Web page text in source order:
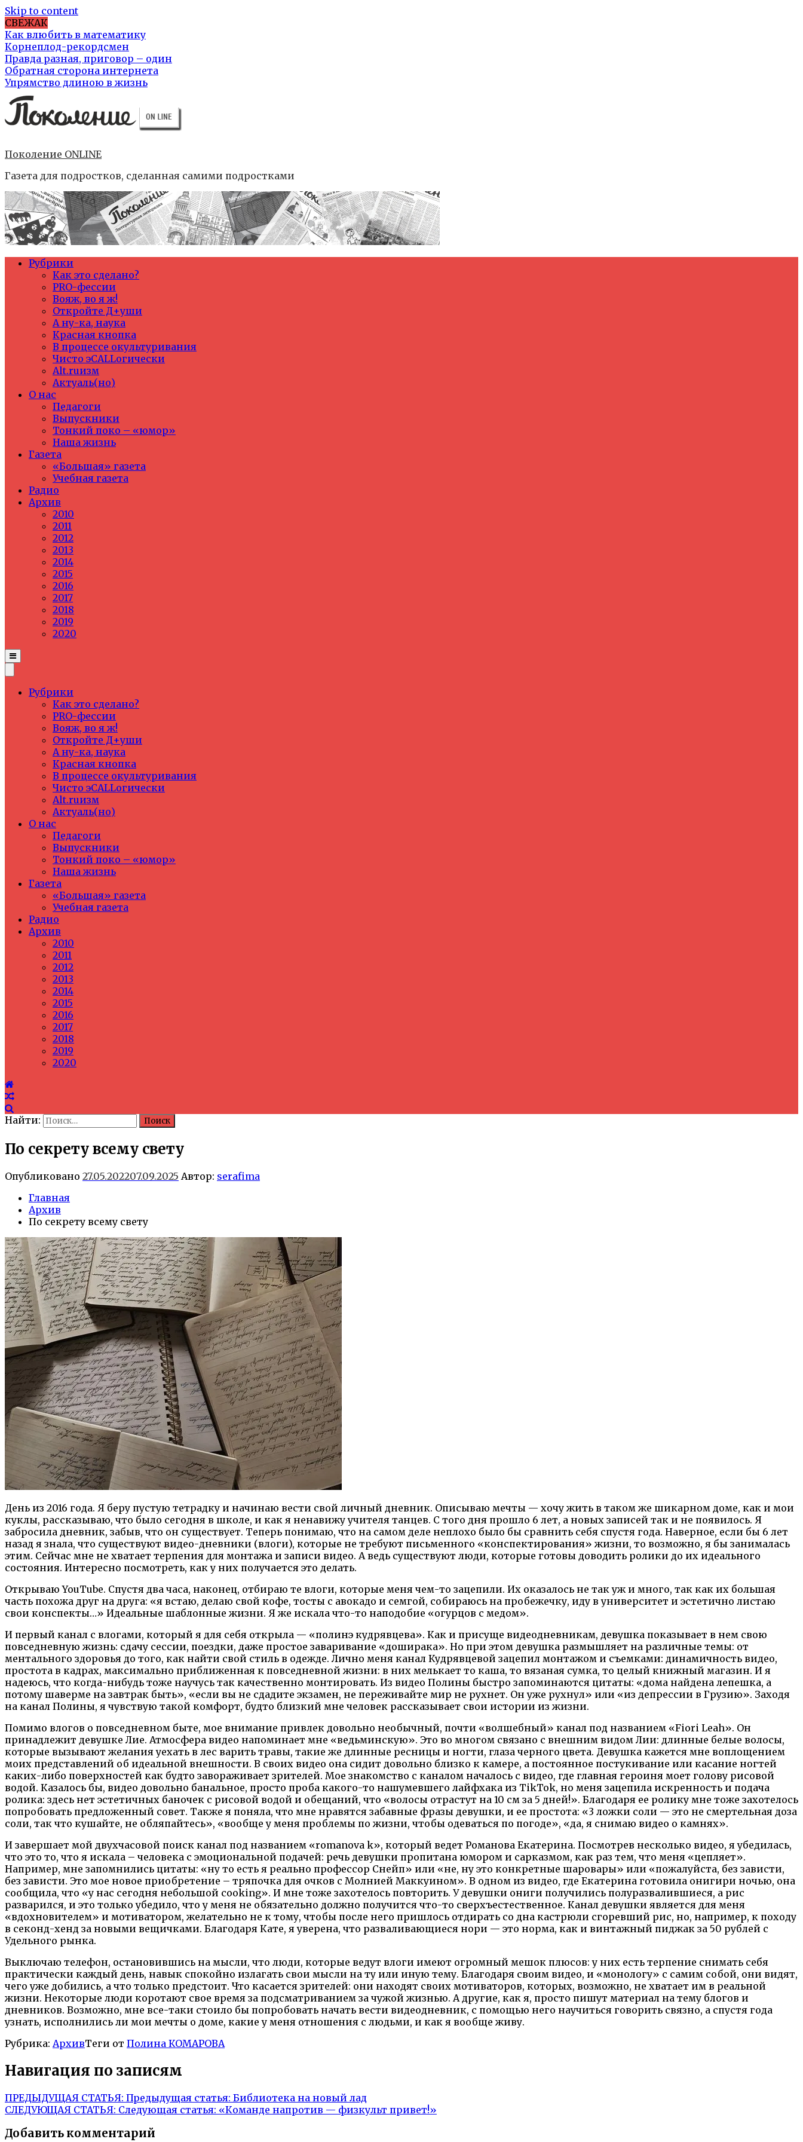
Skip to content
СВЕЖАК
Как влюбить в математику
Корнеплод-рекордсмен
Правда разная, приговор – один
Обратная сторона интернета
Упрямство длиною в жизнь
Поколение ONLINE
Газета для подростков, сделанная самими подростками
Рубрики
Как это сделано?
PRO-фессии
Вояж, во я ж!
Откройте Д+уши
А ну-ка, наука
Красная кнопка
В процессе окультуривания
Чисто эCALLогически
Alt.ruизм
Актуаль(но)
О нас
Педагоги
Выпускники
Тонкий поко – «юмор»
Наша жизнь
Газета
«Большая» газета
Учебная газета
Радио
Архив
2010
2011
2012
2013
2014
2015
2016
2017
2018
2019
2020
Рубрики
Как это сделано?
PRO-фессии
Вояж, во я ж!
Откройте Д+уши
А ну-ка, наука
Красная кнопка
В процессе окультуривания
Чисто эCALLогически
Alt.ruизм
Актуаль(но)
О нас
Педагоги
Выпускники
Тонкий поко – «юмор»
Наша жизнь
Газета
«Большая» газета
Учебная газета
Радио
Архив
2010
2011
2012
2013
2014
2015
2016
2017
2018
2019
2020
Найти:
По секрету всему свету
Опубликовано 27.05.202207.09.2025 Автор: serafima
Главная
Архив
По секрету всему свету
День из 2016 года. Я беру пустую тетрадку и начинаю вести свой личный дневник. Описываю мечты — хочу жить в таком же шикарном доме, как и мои
куклы, рассказываю, что было сегодня в школе, и как я ненавижу учителя танцев. С того дня прошло 6 лет, а новых записей так и не появилось. Я
забросила дневник, забыв, что он существует. Теперь понимаю, что на самом деле неплохо было бы сравнить себя спустя года. Наверное, если бы 6 лет
назад я знала, что существуют видео-дневники (влоги), которые не требуют письменного «конспектирования» жизни, то возможно, я бы занималась
этим. Сейчас мне не хватает терпения для монтажа и записи видео. А ведь существуют люди, которые готовы доводить ролики до их идеального
состояния. Интересно посмотреть, как у них получается это делать.
Открываю YouTube. Спустя два часа, наконец, отбираю те влоги, которые меня чем-то зацепили. Их оказалось не так уж и много, так как их большая
часть похожа друг на друга: «я встаю, делаю свой кофе, тосты с авокадо и семгой, собираюсь на пробежечку, иду в университет и эстетично листаю
свои конспекты…» Идеальные шаблонные жизни. Я же искала что-то наподобие «огурцов с медом».
И первый канал с влогами, который я для себя открыла — «полинэ кудрявцева». Как и присуще видеодневникам, девушка показывает в нем свою
повседневную жизнь: сдачу сессии, поездки, даже простое заваривание «доширака». Но при этом девушка размышляет на различные темы: от
ментального здоровья до того, как найти свой стиль в одежде. Лично меня канал Кудрявцевой зацепил монтажом и съемками: динамичность видео,
простота в кадрах, максимально приближенная к повседневной жизни: в них мелькает то каша, то вязаная сумка, то целый книжный магазин. И я
надеюсь, что когда-нибудь тоже научусь так качественно монтировать. Из видео Полины быстро запоминаются цитаты: «дома найдена лепешка, а
потому шаверме на завтрак быть», «если вы не сдадите экзамен, не переживайте мир не рухнет. Он уже рухнул» или «из депрессии в Грузию». Заходя
на канал Полины, я чувствую такой комфорт, будто близкий мне человек рассказывает свои истории из жизни.
Помимо влогов о повседневном быте, мое внимание привлек довольно необычный, почти «волшебный» канал под названием «Fiori Leah». Он
принадлежит девушке Лие. Атмосфера видео напоминает мне «ведьминскую». Это во многом связано с внешним видом Лии: длинные белые волосы,
которые вызывают желания уехать в лес варить травы, такие же длинные ресницы и ногти, глаза черного цвета. Девушка кажется мне воплощением
моих представлений об идеальной внешности. В своих видео она сидит довольно близко к камере, а постоянное постукивание или касание ногтей
каких-либо поверхностей как будто завораживает зрителей. Мое знакомство с каналом началось с видео, где главная героиня моет голову рисовой
водой. Казалось бы, видео довольно банальное, просто проба какого-то нашумевшего лайфхака из TikTok, но меня зацепила искренность и подача
ролика: здесь нет эстетичных баночек с рисовой водой и обещаний, что «волосы отрастут на 10 см за 5 дней!». Благодаря ее ролику мне тоже захотелось
попробовать предложенный совет. Также я поняла, что мне нравятся забавные фразы девушки, и ее простота: «3 ложки соли — это не смертельная доза
соли, так что кушайте, не обляпайтесь», «вообще у меня проблемы по жизни, чтобы одеваться по погоде», «да, я снимаю видео о камнях».
И завершает мой двухчасовой поиск канал под названием «romanova k», который ведет Романова Екатерина. Посмотрев несколько видео, я убедилась,
что это то, что я искала – человека с эмоциональной подачей: речь девушки пропитана юмором и сарказмом, как раз тем, что меня «цепляет».
Например, мне запомнились цитаты: «ну то есть я реально профессор Снейп» или «не, ну это конкретные шаровары» или «пожалуйста, без зависти,
без зависти. Это мое новое приобретение – тряпочка для очков с Молнией Маккуином». В одном из видео, где Екатерина готовила онигири ночью, она
сообщила, что «у нас сегодня небольшой cooking». И мне тоже захотелось повторить. У девушки ониги получились полуразвалившиеся, а рис
разварился, и это только убедило, что у меня не обязательно должно получится что-то сверхъестественное. Канал девушки является для меня
«вдохновителем» и мотиватором, желательно не к тому, чтобы после него пришлось отдирать со дна кастрюли сгоревший рис, но, например, к походу
в секонд-хенд за новыми вещичками. Благодаря Кате, я уверена, что разваливающиеся нори — это норма, как и винтажный пиджак за 50 рублей с
Удельного рынка.
Выключаю телефон, остановившись на мысли, что люди, которые ведут влоги имеют огромный мешок плюсов: у них есть терпение снимать себя
практически каждый день, навык спокойно излагать свои мысли на ту или иную тему. Благодаря своим видео, и «монологу» с самим собой, они видят,
чего уже добились, а что только предстоит. Что касается зрителей: они находят своих мотиваторов, которых, возможно, не хватает им в реальной
жизни. Некоторые люди коротают свое время за подсматриванием за чужой жизнью. А другие, как я, просто пишут материал на тему блогов и
дневников. Возможно, мне все-таки стоило бы попробовать начать вести видеодневник, с помощью него научиться говорить связно, а спустя года
узнать, исполнились ли мои мечты о доме, какие у меня отношения с людьми, и как я вообще живу.
Рубрика: АрхивТеги от Полина КОМАРОВА
Навигация по записям
ПРЕДЫДУЩАЯ СТАТЬЯ: Предыдущая статья: Библиотека на новый лад
СЛЕДУЮЩАЯ СТАТЬЯ: Следующая статья: «Команде напротив — физкульт привет!»
Добавить комментарий